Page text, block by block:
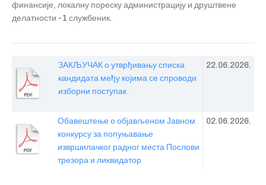
финансије, локалну пореску администрацију и друштвене
делатности -1 службеник.
ЗАКЉУЧАК о утврђивању списка
кандидата међу којима се спроводи
изборни поступак
22.06.2026.
Обавештење о објављеном Јавном
конкурсу за попуњавање
извршилачког радног места Послови
трезора и ликвидатор
02.06.2026.